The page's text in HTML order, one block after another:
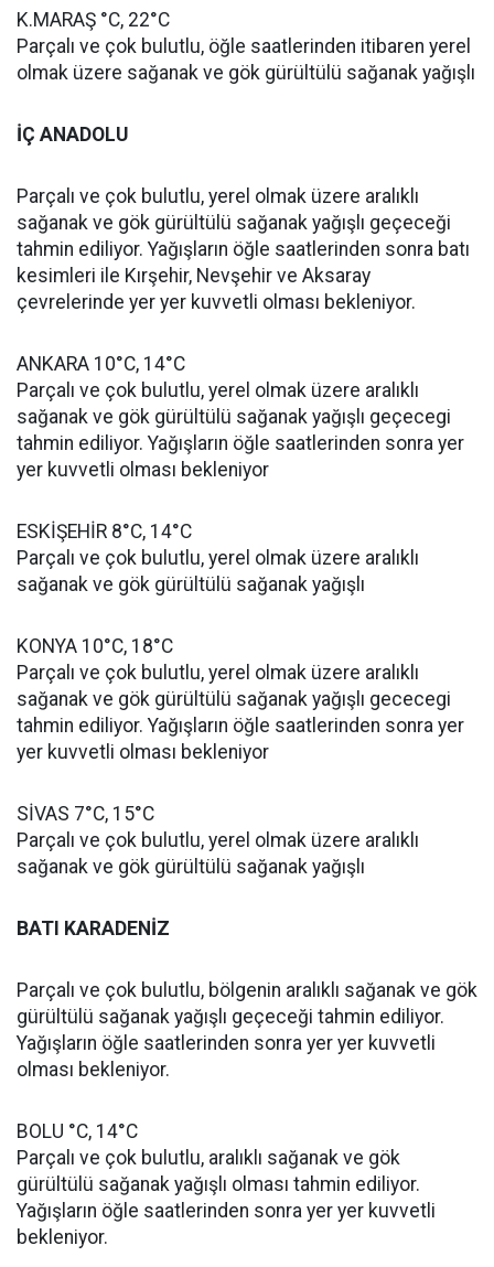
K.MARAŞ °C, 22°C
Parçalı ve çok bulutlu, öğle saatlerinden itibaren yerel
olmak üzere sağanak ve gök gürültülü sağanak yağışlı
İÇ ANADOLU
Parçalı ve çok bulutlu, yerel olmak üzere aralıklı
sağanak ve gök gürültülü sağanak yağışlı geçeceği
tahmin ediliyor. Yağışların öğle saatlerinden sonra batı
kesimleri ile Kırşehir, Nevşehir ve Aksaray
çevrelerinde yer yer kuvvetli olması bekleniyor.
ANKARA 10°C, 14°C
Parçalı ve çok bulutlu, yerel olmak üzere aralıklı
sağanak ve gök gürültülü sağanak yağışlı geçecegi
tahmin ediliyor. Yağışların öğle saatlerinden sonra yer
yer kuvvetli olması bekleniyor
ESKİŞEHİR 8°C, 14°C
Parçalı ve çok bulutlu, yerel olmak üzere aralıklı
sağanak ve gök gürültülü sağanak yağışlı
KONYA 10°C, 18°C
Parçalı ve çok bulutlu, yerel olmak üzere aralıklı
sağanak ve gök gürültülü sağanak yağışlı gececegi
tahmin ediliyor. Yağışların öğle saatlerinden sonra yer
yer kuvvetli olması bekleniyor
SİVAS 7°C, 15°C
Parçalı ve çok bulutlu, yerel olmak üzere aralıklı
sağanak ve gök gürültülü sağanak yağışlı
BATI KARADENİZ
Parçalı ve çok bulutlu, bölgenin aralıklı sağanak ve gök
gürültülü sağanak yağışlı geçeceği tahmin ediliyor.
Yağışların öğle saatlerinden sonra yer yer kuvvetli
olması bekleniyor.
BOLU °C, 14°C
Parçalı ve çok bulutlu, aralıklı sağanak ve gök
gürültülü sağanak yağışlı olması tahmin ediliyor.
Yağışların öğle saatlerinden sonra yer yer kuvvetli
bekleniyor.